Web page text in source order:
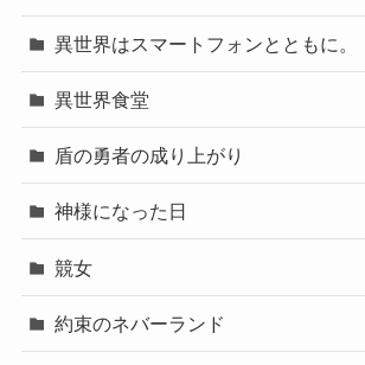
異世界はスマートフォンとともに。
異世界食堂
盾の勇者の成り上がり
神様になった日
競女
約束のネバーランド